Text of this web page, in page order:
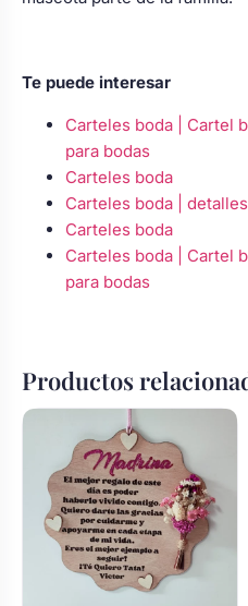
Te puede interesar
Carteles boda | Cartel
para bodas
Carteles boda
Carteles boda |
Carteles boda
Carteles boda | Cartel
para bodas
Productos